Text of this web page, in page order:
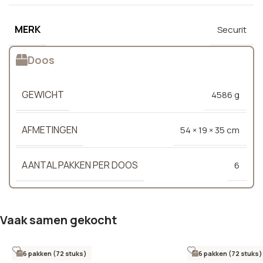
MERK Securit
Doos
GEWICHT 4586 g
AFMETINGEN 54 × 19 × 35 cm
AANTAL PAKKEN PER DOOS 6
Vaak samen gekocht
6 pakken (72 stuks) 6 pakken (72 stuks)